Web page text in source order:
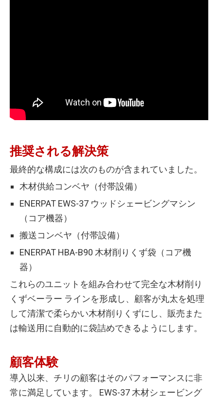
推奨される解決策
最終的な構成には次のものが含まれていました。
木材供給コンベヤ（付帯設備）
ENERPAT EWS-37 ウッドシェービングマシン
（コア機器）
搬送コンベヤ（付帯設備）
ENERPAT HBA-B90 木材削りくず袋（コア機
器）
これらのユニットを組み合わせて完全な木材削り
くずベーラー ラインを形成し、顧客が丸太を処理
して清潔で柔らかい木材削りくずにし、販売また
は輸送用に自動的に袋詰めできるようにします。
顧客体験
導入以来、チリの顧客はそのパフォーマンスに非
常に満足しています。 EWS-37 木材シェービング